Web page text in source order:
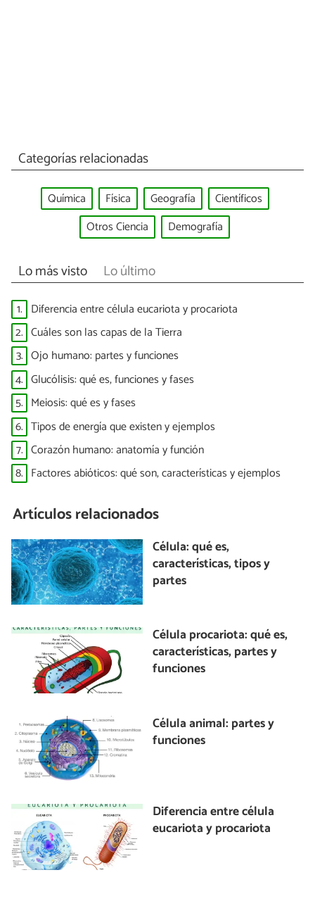
Categorías relacionadas
Química Física Geografía
Científicos
Otros Ciencia
Demografía
Lo más visto Lo último
1. Diferencia entre célula eucariota y procariota
2. Cuáles son las capas de la Tierra
3. Ojo humano: partes y funciones
4. Glucólisis: qué es, funciones y fases
5. Meiosis: qué es y fases
6. Tipos de energía que existen y ejemplos
7. Corazón humano: anatomía y función
8. Factores abióticos: qué son, características y ejemplos
Artículos relacionados
Célula: qué es,
características, tipos y
partes
Célula procariota: qué es,
características, partes y
funciones
Célula animal: partes y
funciones
Diferencia entre célula
eucariota y procariota